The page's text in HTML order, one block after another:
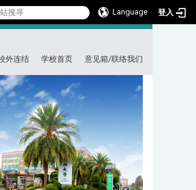
Language 登入
外连结 学校首页 意见箱/联络我们